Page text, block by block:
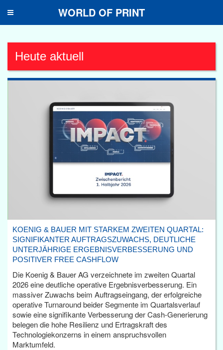
Toggle
WORLD OF PRINT
Heute aktuell
KOENIG & BAUER MIT STARKEM ZWEITEN QUARTAL:
SIGNIFIKANTER AUFTRAGSZUWACHS, DEUTLICHE
UNTERJÄHRIGE ERGEBNISVERBESSERUNG UND
POSITIVER FREE CASHFLOW
Die Koenig & Bauer AG verzeichnete im zweiten Quartal
2026 eine deutliche operative Ergebnisverbesserung. Ein
massiver Zuwachs beim Auftragseingang, der erfolgreiche
operative Turnaround beider Segmente im Quartalsverlauf
sowie eine signifikante Verbesserung der Cash-Generierung
belegen die hohe Resilienz und Ertragskraft des
Technologiekonzerns in einem anspruchsvollen
Marktumfeld.